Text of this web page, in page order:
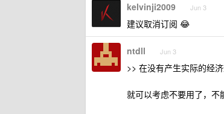
kelvinji2009 Jun 3
建议取消订阅 😂
ntdll Jun 3
>> 在没有产生实际的经
就可以考虑不要用了，不